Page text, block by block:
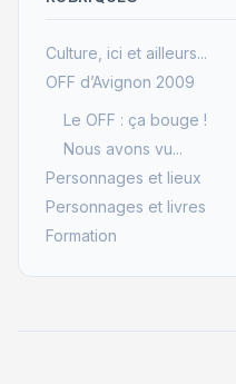
Culture, ici et ailleurs...
OFF d’Avignon 2009
Le OFF : ça bouge !
Nous avons vu...
Personnages et lieux
Personnages et livres
Formation